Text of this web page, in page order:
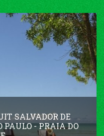
SALVADOR DE
PAULO - PRAIA DO